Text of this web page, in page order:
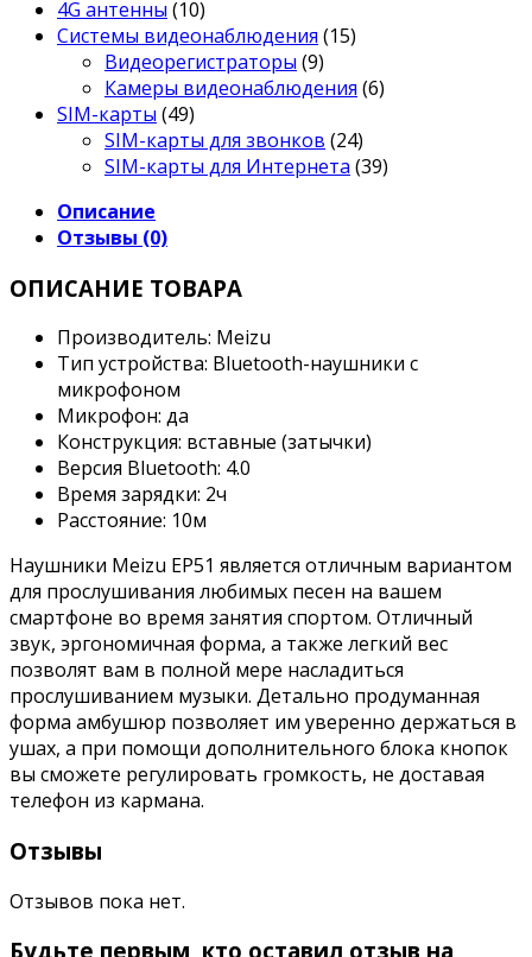
4G антенны (10)
Системы видеонаблюдения (15)
Видеорегистраторы (9)
Камеры видеонаблюдения (6)
SIM-карты (49)
SIM-карты для звонков (24)
SIM-карты для Интернета (39)
Описание
Отзывы (0)
ОПИСАНИЕ ТОВАРА
Производитель: Meizu
Тип устройства: Bluetooth-наушники с
микрофоном
Микрофон: да
Конструкция: вставные (затычки)
Версия Bluetooth: 4.0
Время зарядки: 2ч
Расстояние: 10м
Наушники Meizu EP51 является отличным вариантом
для прослушивания любимых песен на вашем
смартфоне во время занятия спортом. Отличный
звук, эргономичная форма, а также легкий вес
позволят вам в полной мере насладиться
прослушиванием музыки. Детально продуманная
форма амбушюр позволяет им уверенно держаться в
ушах, а при помощи дополнительного блока кнопок
вы сможете регулировать громкость, не доставая
телефон из кармана.
Отзывы
Отзывов пока нет.
Будьте первым, кто оставил отзыв на